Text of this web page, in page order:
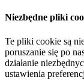
Niezbędne pliki
Te pliki cookie są
poruszanie się po
działanie
ustawienia